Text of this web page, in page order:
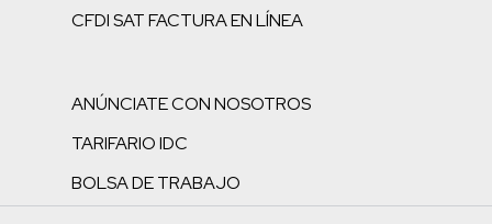
CFDI SAT FACTURA EN LÍNEA
ANÚNCIATE CON NOSOTROS
TARIFARIO IDC
BOLSA DE TRABAJO